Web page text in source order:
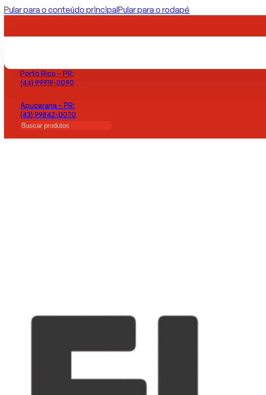
Pular para o conteúdo principalPular para o rodapé
Porto Rico – PR:
(44) 99919-0090
Apucarana – PR:
(43) 99842-0070